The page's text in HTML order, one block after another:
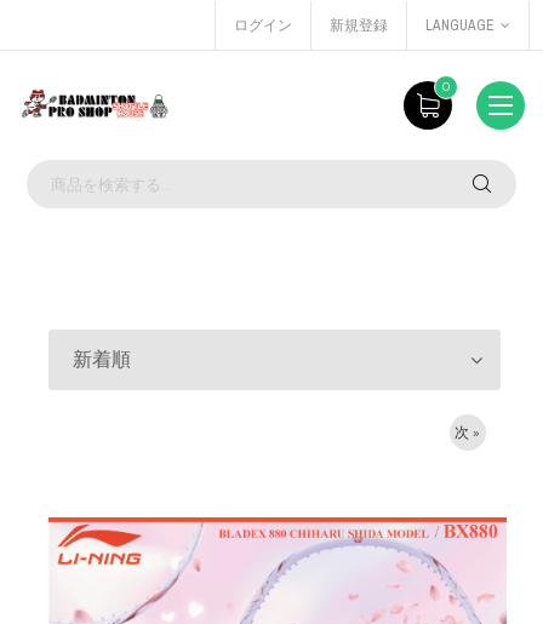
ログイン 新規登録 LANGUAGE
0
新着順
次 »